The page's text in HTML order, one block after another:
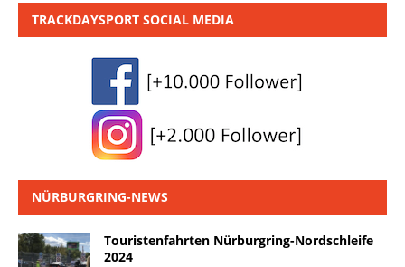
TRACKDAYSPORT SOCIAL MEDIA
NÜRBURGRING-NEWS
Touristenfahrten Nürburgring-Nordschleife
2024